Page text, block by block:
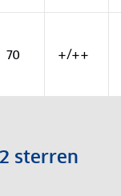
70 +/++
sterren